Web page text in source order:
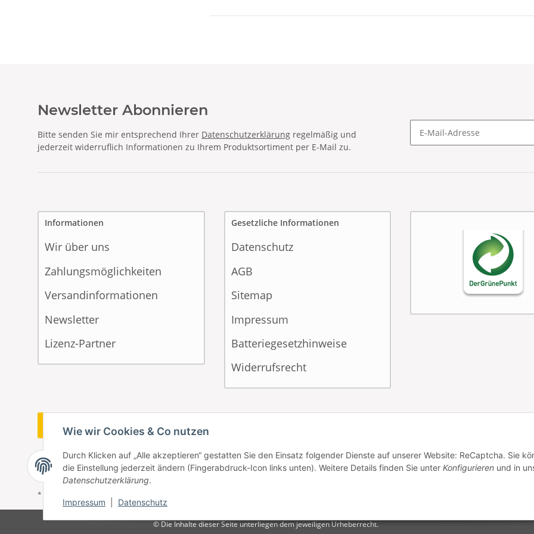
Wie wir Cookies & Co nutzen
Durch Klicken auf „Alle akzeptieren“ gestatten Sie den Einsatz folgender Dienste auf unserer Website: ReCaptcha. Sie
die Einstellung jederzeit ändern (Fingerabdruck-Icon links unten). Weitere Details finden Sie unter Konfigurieren und in
Datenschutzerklärung.
Impressum Datenschutz
Newsletter Abonnieren
Bitte senden Sie mir entsprechend Ihrer Datenschutzerklärung regelmäßig und
jederzeit widerruflich Informationen zu Ihrem Produktsortiment per E-Mail zu.
Informationen
Wir über uns
Zahlungsmöglichkeiten
Versandinformationen
Newsletter
Lizenz-Partner
Gesetzliche Informationen
Datenschutz
AGB
Sitemap
Impressum
Batteriegesetzhinweise
Widerrufsrecht
Vertrag widerrufen
* Alle Preise inkl. gesetzlicher USt., zzgl.
© Die Inhalte dieser Seite unterliegen dem jeweiligen Urheberrecht.